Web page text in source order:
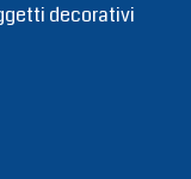
decorativi